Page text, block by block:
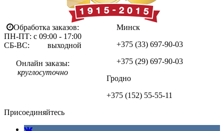
Обработка заказов:
ПН-ПТ: с 09:00 - 17:00
СБ-ВС: выходной
Онлайн заказы:
круглосуточно
Минск
+375 (33) 697-90-03
+375 (29) 697-90-03
Гродно
+375 (152) 55-55-11
Присоединяйтесь